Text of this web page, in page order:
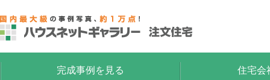
完成事例を見る 住宅会